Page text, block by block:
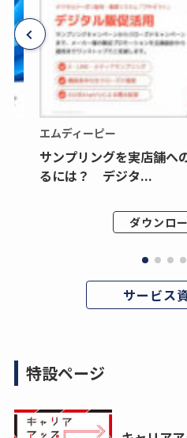
エムディーピー
サンプリングを実店舗へ
るには？ デジタ...
ダウンロ
サービス
特設ページ